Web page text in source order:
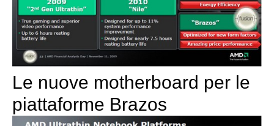
Le nuove motherboard per le
piattaforme Brazos